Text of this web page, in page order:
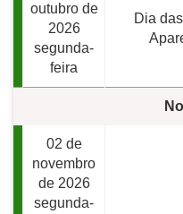
outubro de
2026
segunda-
feira
Dia
02 de
novembro
de 2026
segunda-